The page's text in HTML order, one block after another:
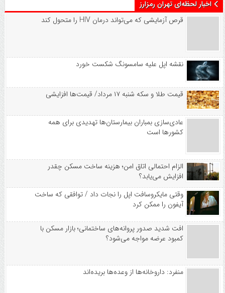
اخبار لحظه‌ای تهران رمزارز
قرص آزمایشی که می‌تواند درمان HIV را متحول کند
نقشه اپل علیه سامسونگ شکست خورد
قیمت طلا و سکه شنبه ۱۷ مرداد/ قیمت‌ها افزایشی
عادی‌سازی بمباران بیمارستان‌ها تهدیدی برای همه
کشورها است
الزام احتمالی اتاق امن؛ هزینه ساخت مسکن چقدر
افزایش می‌یابد؟
وقتی مایکروسافت اپل را نجات داد / توافقی که ساخت
آیفون را ممکن کرد
افت شدید صدور پروانه‌های ساختمانی؛ بازار مسکن با
کمبود عرضه مواجه می‌شود؟
منفرد: داروخانه‌ها از وعده‌ها بریده‌اند